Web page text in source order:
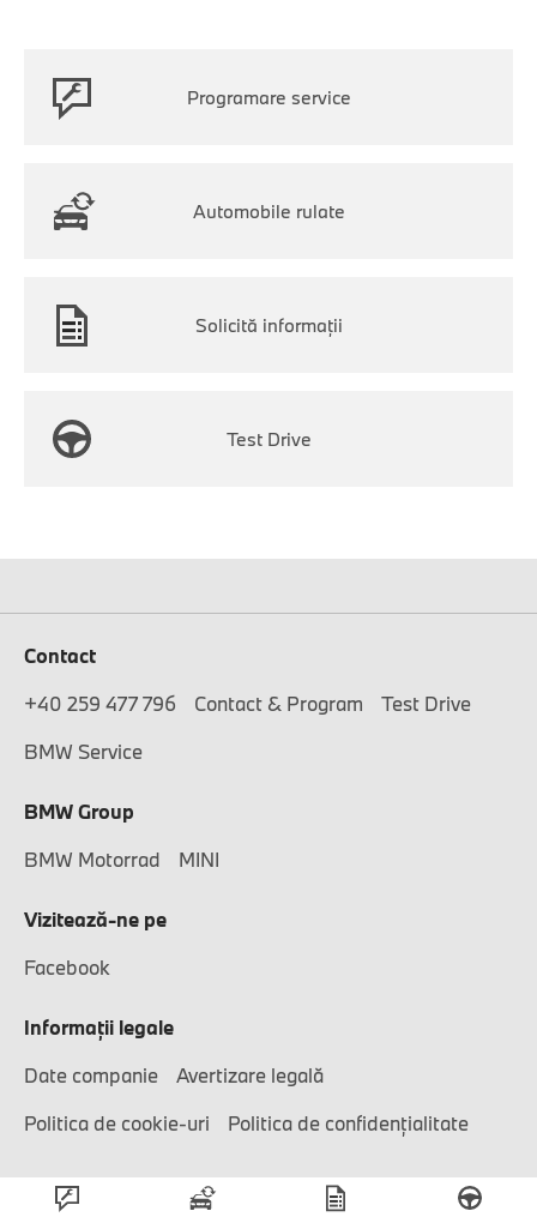
Programare service
Automobile rulate
Solicită informaţii
Test Drive
Contact
+40 259 477 796
Contact & Program
Test Drive
BMW Service
BMW Group
BMW Motorrad
MINI
Vizitează-ne pe
Facebook
Informaţii legale
Date companie
Avertizare legală
Politica de cookie-uri
Politica de confidenţialitate
© Grup West Premium 2026